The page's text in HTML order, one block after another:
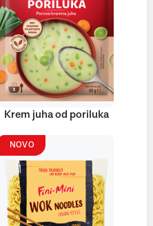
Krem juha od poriluka
NOVO